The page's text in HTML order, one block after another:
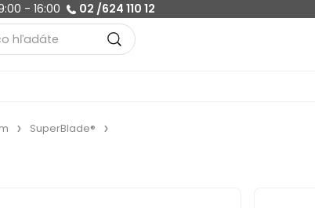
- 16:00 02 /624 110 12
SuperBlade®